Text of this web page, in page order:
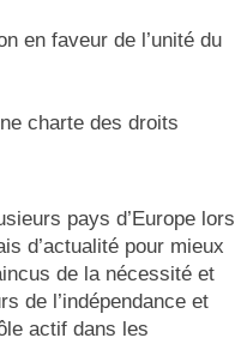
en faveur de l’unité du
charte des droits
pays d’Europe lors
d’actualité pour mieux
de la nécessité et
de l’indépendance et
actif dans les